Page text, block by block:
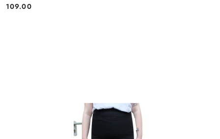
Cena:
109.00